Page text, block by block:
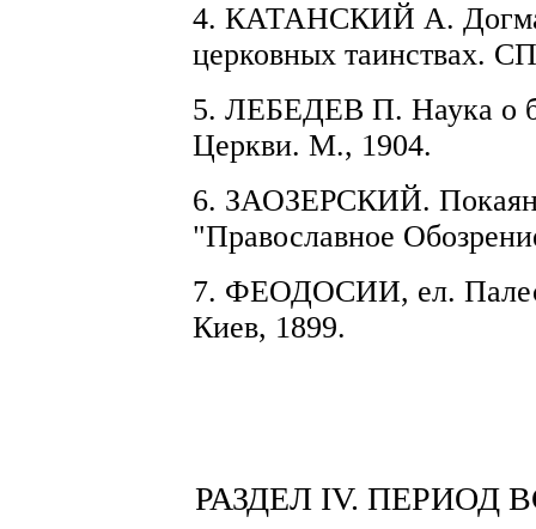
4. КАТАНСКИЙ А.
церковных таинствах.
5. ЛЕБЕДЕВ П. Наука о
Церкви. М., 1904.
6. ЗАОЗЕРСКИЙ.
"Православное Обозре
7. ФЕОДОСИИ, ел.
Киев, 1899.
РАЗДЕЛ IV. ПЕРИОД